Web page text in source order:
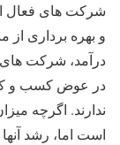
شرکت های فعال
و بهره برداری از
درآمد، شرکت های
در عوض کسب و
ندارند. اگرچه
است اما، رشد